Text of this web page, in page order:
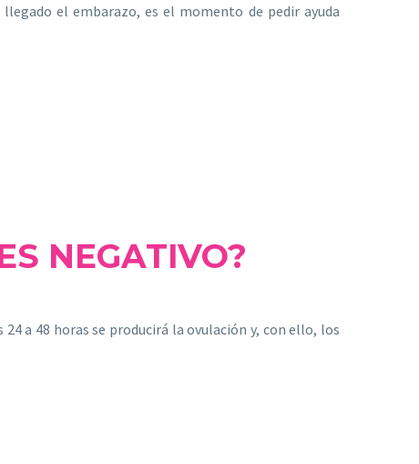
el embarazo, es el momento de pedir ayuda
NEGATIVO?
a 48 horas se producirá la ovulación y, con ello, los